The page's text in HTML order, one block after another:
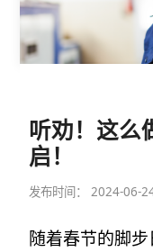
听劝！这么
启！
发布时间： 2024-06-
随着春节的脚